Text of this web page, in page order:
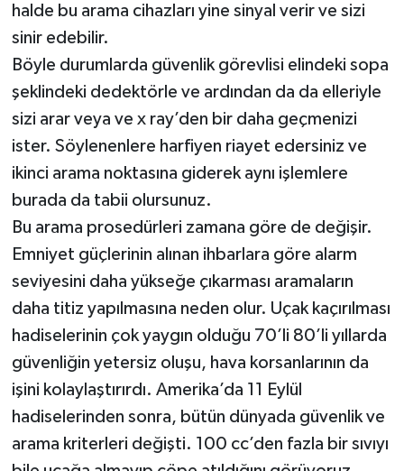
halde bu arama cihazları yine sinyal verir ve sizi
sinir edebilir.
Böyle durumlarda güvenlik görevlisi elindeki sopa
şeklindeki dedektörle ve ardından da da elleriyle
sizi arar veya ve x ray’den bir daha geçmenizi
ister. Söylenenlere harfiyen riayet edersiniz ve
ikinci arama noktasına giderek aynı işlemlere
burada da tabii olursunuz.
Bu arama prosedürleri zamana göre de değişir.
Emniyet güçlerinin alınan ihbarlara göre alarm
seviyesini daha yükseğe çıkarması aramaların
daha titiz yapılmasına neden olur. Uçak kaçırılması
hadiselerinin çok yaygın olduğu 70’li 80’li yıllarda
güvenliğin yetersiz oluşu, hava korsanlarının da
işini kolaylaştırırdı. Amerika’da 11 Eylül
hadiselerinden sonra, bütün dünyada güvenlik ve
arama kriterleri değişti. 100 cc’den fazla bir sıvıyı